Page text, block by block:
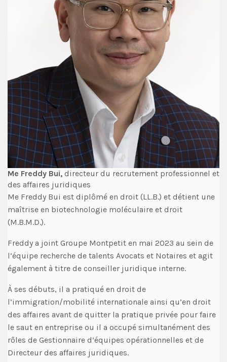
Me Freddy Bui, directeur du recrutement professionnel et
des affaires juridiques
Me Freddy Bui est diplômé en droit (LL.B.) et détient une
maîtrise en biotechnologie moléculaire et droit
(M.B.M.D.).
Freddy a joint Groupe Montpetit en mai 2023 au sein de
l’équipe recherche de talents Avocats et Notaires et agit
également à titre de conseiller juridique interne.
À ses débuts, il a pratiqué en droit de
l’immigration/mobilité internationale ainsi qu’en droit
des affaires avant de quitter la pratique privée pour faire
le saut en entreprise ou il a occupé simultanément des
rôles de Gestionnaire d’équipes opérationnelles et de
Directeur des affaires juridiques.